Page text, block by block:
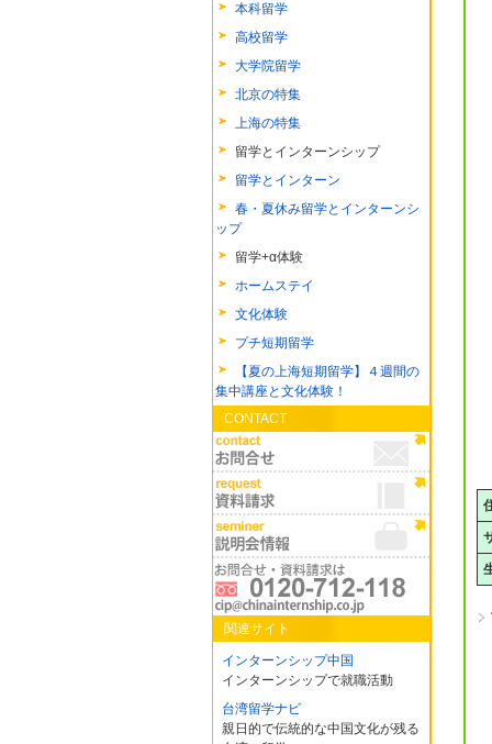
本科留学
高校留学
大学院留学
北京の特集
上海の特集
留学とインターンシップ
留学とインターン
春・夏休み留学とインターンシ
ップ
留学+α体験
ホームステイ
文化体験
プチ短期留学
【夏の上海短期留学】４週間の
集中講座と文化体験！
CONTACT
関連サイト
インターンシップ中国
インターンシップで就職活動
台湾留学ナビ
親日的で伝統的な中国文化が残る